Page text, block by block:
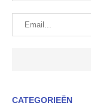
CATEGORIEËN